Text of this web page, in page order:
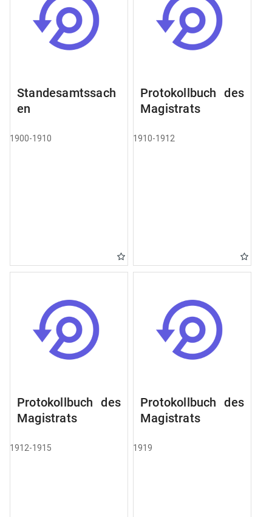
Standesamtssach
en
1900-1910
Protokollbuch des
Magistrats
1910-1912
Protokollbuch des
Magistrats
1912-1915
Protokollbuch des
Magistrats
1919